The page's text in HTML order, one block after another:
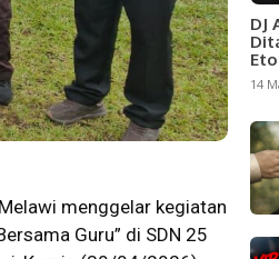
menggelar kegiatan
Guru” di SDN 25
DJ
14